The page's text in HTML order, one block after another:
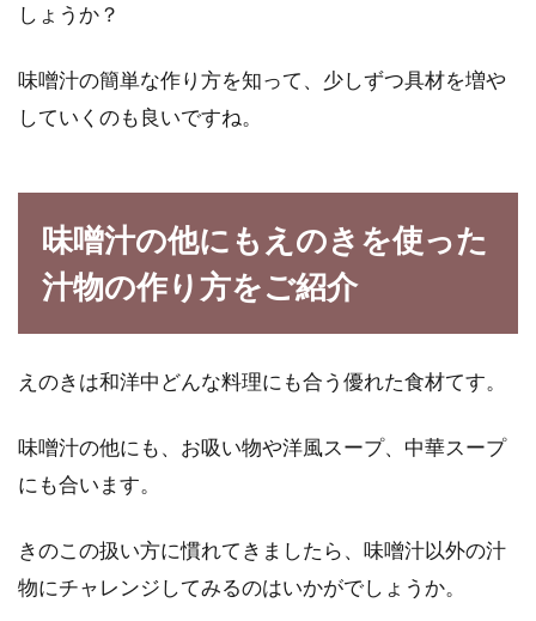
しょうか？
味噌汁の簡単な作り方を知って、少しずつ具材を増や
していくのも良いですね。
味噌汁の他にもえのきを使った
汁物の作り方をご紹介
えのきは和洋中どんな料理にも合う優れた食材てす。
味噌汁の他にも、お吸い物や洋風スープ、中華スープ
にも合います。
きのこの扱い方に慣れてきましたら、味噌汁以外の汁
物にチャレンジしてみるのはいかがでしょうか。